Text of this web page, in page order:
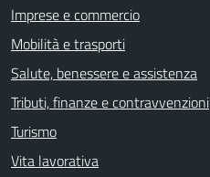
Imprese e commercio
Mobilità e trasporti
Salute, benessere e assistenza
Tributi, finanze e contravvenzioni
Turismo
Vita lavorativa